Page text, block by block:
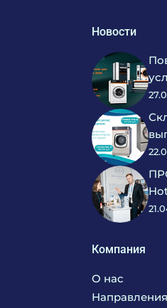
Новости
Компания
О нас
Направления